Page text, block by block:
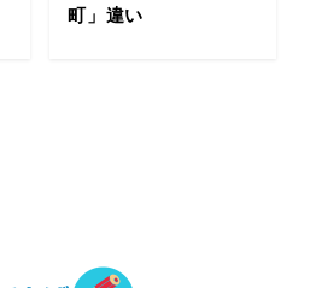
町」違い